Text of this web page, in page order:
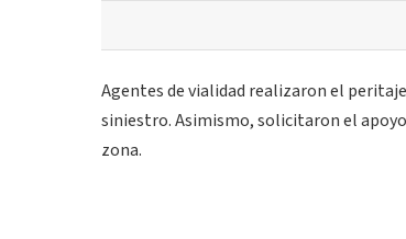
Agentes de vialidad realizaron el
siniestro. Asimismo, solicitaron el
zona.